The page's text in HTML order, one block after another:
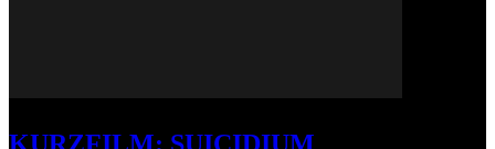
KURZFILM: SUICIDIUM